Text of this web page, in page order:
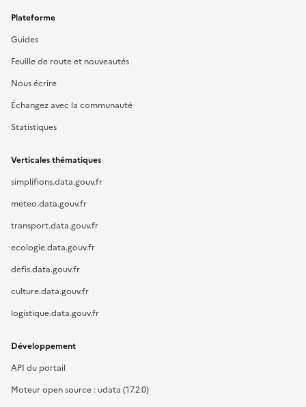
Plateforme
Guides
Feuille de route et nouveautés
Nous écrire
Échangez avec la communauté
Statistiques
Verticales thématiques
simplifions.data.gouv.fr
meteo.data.gouv.fr
transport.data.gouv.fr
ecologie.data.gouv.fr
defis.data.gouv.fr
culture.data.gouv.fr
logistique.data.gouv.fr
Développement
API du portail
Moteur open source : udata (17.2.0)